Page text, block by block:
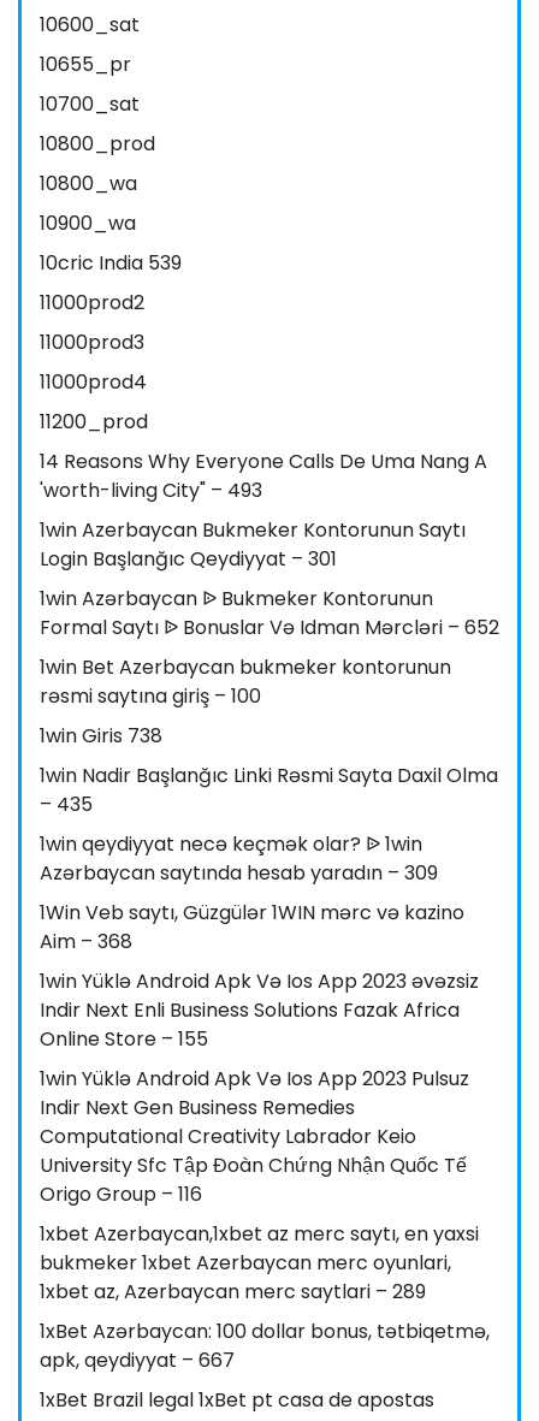
10600_sat
10655_pr
10700_sat
10800_prod
10800_wa
10900_wa
10cric India 539
11000prod2
11000prod3
11000prod4
11200_prod
14 Reasons Why Everyone Calls De Uma Nang A
'worth-living City" – 493
1win Azerbaycan Bukmeker Kontorunun Saytı
Login Başlanğıc Qeydiyyat – 301
1win Azərbaycan ᐉ Bukmeker Kontorunun
Formal Saytı ᐉ Bonuslar Və Idman Mərcləri – 652
1win Bet Azerbaycan bukmeker kontorunun
rəsmi saytına giriş – 100
1win Giris 738
1win Nadir Başlanğıc Linki Rəsmi Sayta Daxil Olma
– 435
1win qeydiyyat necə keçmək olar? ᐉ 1win
Azərbaycan saytında hesab yaradın – 309
1Win Veb saytı, Güzgülər 1WIN mərc və kazino
Aim – 368
1win Yüklə Android Apk Və Ios App 2023 əvəzsiz
Indir Next Enli Business Solutions Fazak Africa
Online Store – 155
1win Yüklə Android Apk Və Ios App 2023 Pulsuz
Indir Next Gen Business Remedies
Computational Creativity Labrador Keio
University Sfc Tập Đoàn Chứng Nhận Quốc Tế
Origo Group – 116
1xbet Azerbaycan,1xbet az merc saytı, en yaxsi
bukmeker 1xbet Azerbaycan merc oyunlari,
1xbet az, Azerbaycan merc saytlari – 289
1xBet Azərbaycan: 100 dollar bonus, tətbiqetmə,
apk, qeydiyyat – 667
1xBet Brazil legal 1xBet pt casa de apostas